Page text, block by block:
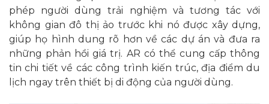
phép người dùng trải nghiệm và tương tác với
không gian đô thị ảo trước khi nó được xây dựng,
giúp họ hình dung rõ hơn về các dự án và đưa ra
những phản hồi giá trị. AR có thể cung cấp thông
tin chi tiết về các công trình kiến trúc, địa điểm du
lịch ngay trên thiết bị di động của người dùng.